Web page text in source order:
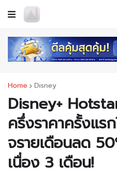
Home Disney
Disney+
ครึ่งราคาครั้งแร
จรายเดือนลด
เนื่อง 3 เดือน!